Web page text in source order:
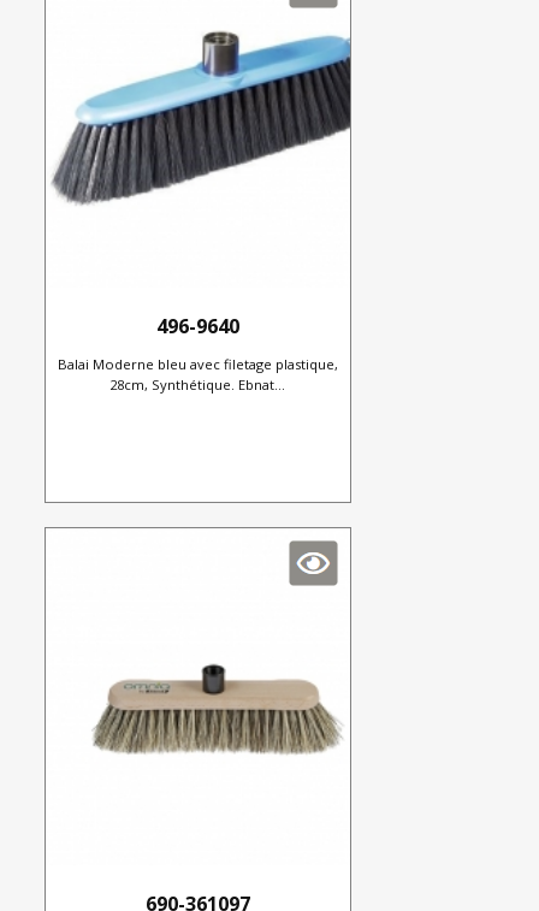
496-9640
Balai Moderne bleu avec filetage plastique,
28cm, Synthétique. Ebnat...
690-361097